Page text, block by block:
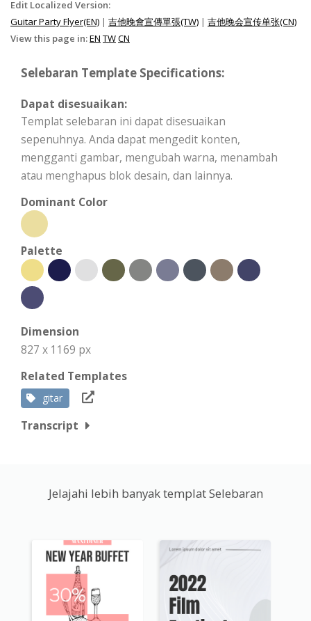
Edit Localized Version:
Guitar Party Flyer(EN) | 吉他晚會宣傳單張(TW) | 吉他晚会宣传单张(CN)
View this page in:EN TWCN
Selebaran Template Specifications:
Dapat disesuaikan:
Templat selebaran ini dapat disesuaikan
sepenuhnya. Anda dapat mengedit konten,
mengganti gambar, mengubah warna, menambah
atau menghapus blok desain, dan lainnya.
Dominant Color
Palette
Dimension
827 x 1169 px
Related Templates
gitar
Transcript
Jelajahi lebih banyak templat Selebaran